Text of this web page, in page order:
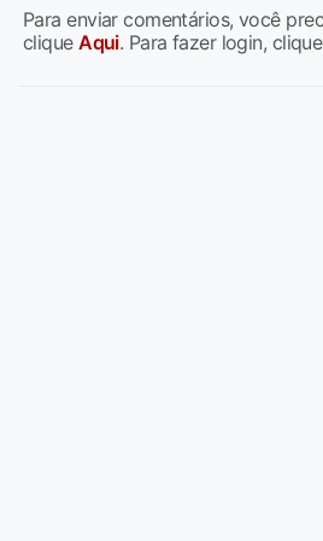
Para enviar comentários, você
cliqueAqui. Para fazer login, clique